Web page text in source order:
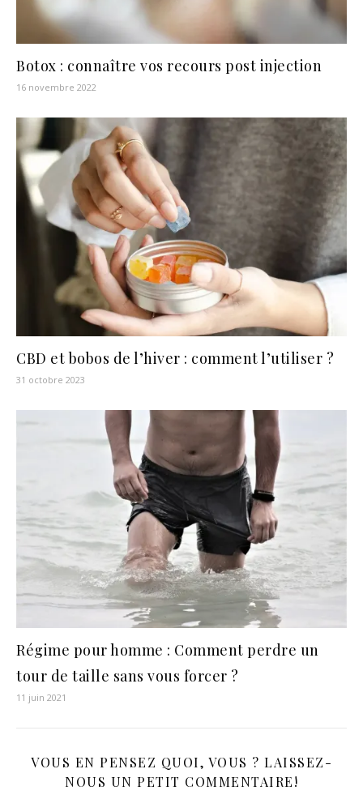
Botox : connaître vos recours post injection
16 novembre 2022
CBD et bobos de l’hiver : comment l’utiliser ?
31 octobre 2023
Régime pour homme : Comment perdre un
tour de taille sans vous forcer ?
11 juin 2021
VOUS EN PENSEZ QUOI, VOUS ? LAISSEZ-
NOUS UN PETIT COMMENTAIRE!